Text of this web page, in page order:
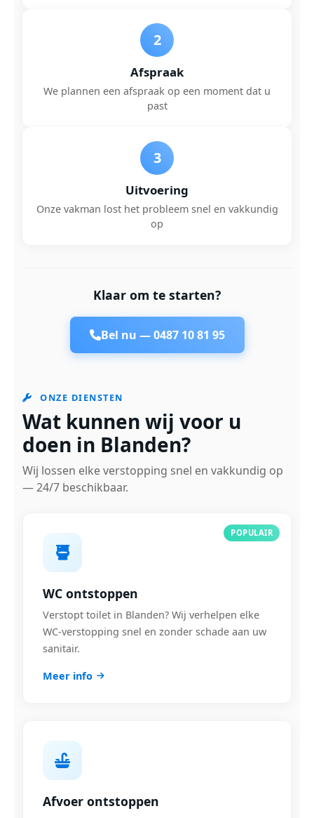
2
Afspraak
We plannen een afspraak op een moment dat u
past
3
Uitvoering
Onze vakman lost het probleem snel en vakkundig
op
Klaar om te starten?
Bel nu —0487 10 81 95
ONZE DIENSTEN
Wat kunnen wij voor u
doen in Blanden?
Wij lossen elke verstopping snel en vakkundig op
— 24/7 beschikbaar.
POPULAIR
WC ontstoppen
Verstopt toilet in Blanden? Wij verhelpen elke
WC-verstopping snel en zonder schade aan uw
sanitair.
Meer info
Afvoer ontstoppen